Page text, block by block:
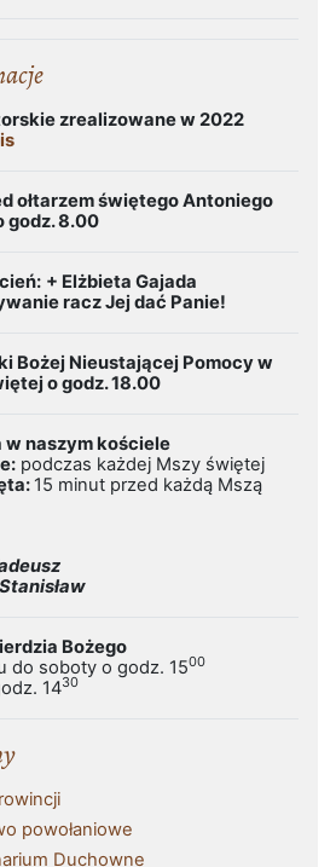
zrealizowane w 2022
ołtarzem świętego Antoniego
godz. 8.00
+ Elżbieta Gajada
racz Jej dać Panie!
Bożej Nieustającej Pomocy w
o godz. 18.00
naszym kościele
podczas każdej Mszy świętej
15 minut przed każdą Mszą
Bożego
do soboty o godz. 1500
1430
powołaniowe
Duchowne